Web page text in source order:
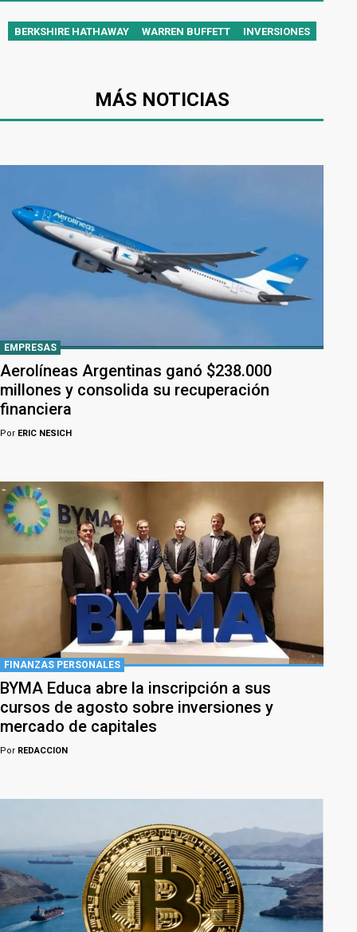
BERKSHIRE HATHAWAY WARREN BUFFETT INVERSIONES
MÁS NOTICIAS
EMPRESAS
Aerolíneas Argentinas ganó $238.000
millones y consolida su recuperación
financiera
Por ERIC NESICH
FINANZAS PERSONALES
BYMA Educa abre la inscripción a sus
cursos de agosto sobre inversiones y
mercado de capitales
Por REDACCION